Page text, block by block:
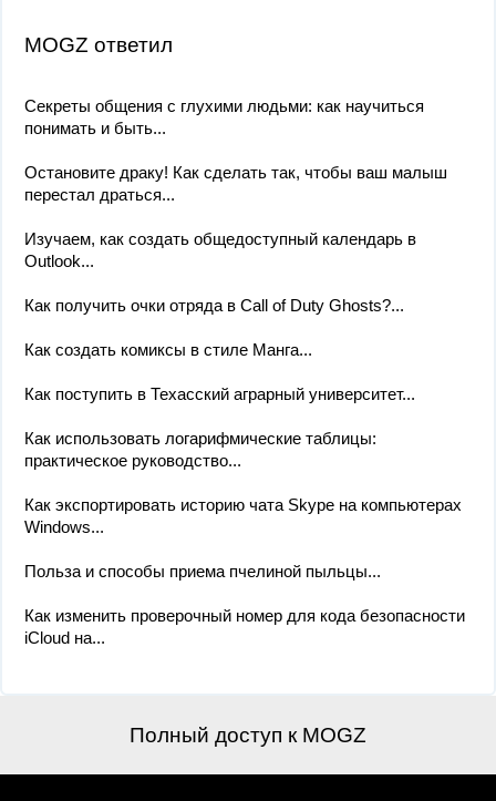
MOGZ ответил
Секреты общения с глухими людьми: как научиться
понимать и быть...
Остановите драку! Как сделать так, чтобы ваш малыш
перестал драться...
Изучаем, как создать общедоступный календарь в
Outlook...
Как получить очки отряда в Call of Duty Ghosts?...
Как создать комиксы в стиле Манга...
Как поступить в Техасский аграрный университет...
Как использовать логарифмические таблицы:
практическое руководство...
Как экспортировать историю чата Skype на компьютерах
Windows...
Польза и способы приема пчелиной пыльцы...
Как изменить проверочный номер для кода безопасности
iCloud на...
Полный доступ к MOGZ